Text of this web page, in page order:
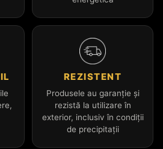
REZISTENT
Produsele au garanție și
rezistă la utilizare în
exterior, inclusiv în condiții
de precipitații